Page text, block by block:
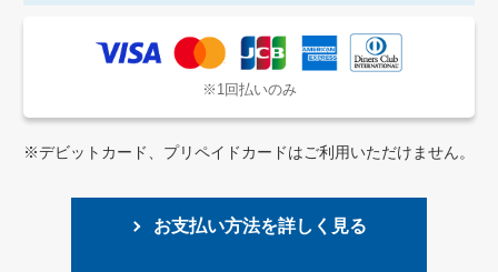
※1回払いのみ
※デビットカード、プリペイドカードはご利用いただけません。
お支払い方法を詳しく見る